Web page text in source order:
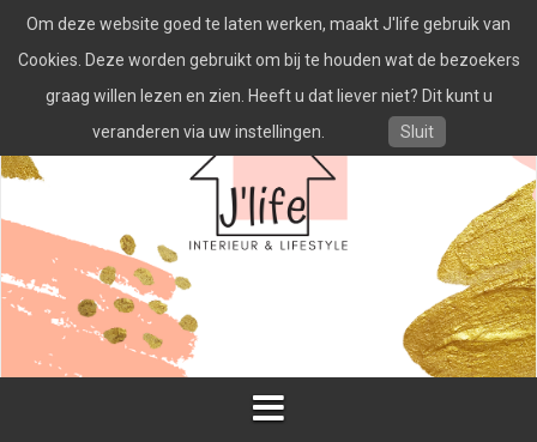
naar
inhoud
Om deze website goed te laten werken, maakt J'life gebruik van
Cookies. Deze worden gebruikt om bij te houden wat de bezoekers
graag willen lezen en zien. Heeft u dat liever niet? Dit kunt u
veranderen via uw instellingen.
Sluit